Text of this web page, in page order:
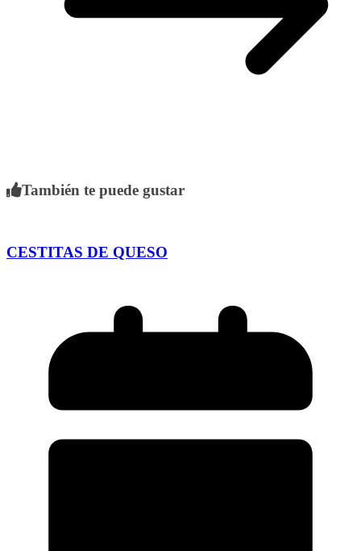
También te puede gustar
CESTITAS DE QUESO